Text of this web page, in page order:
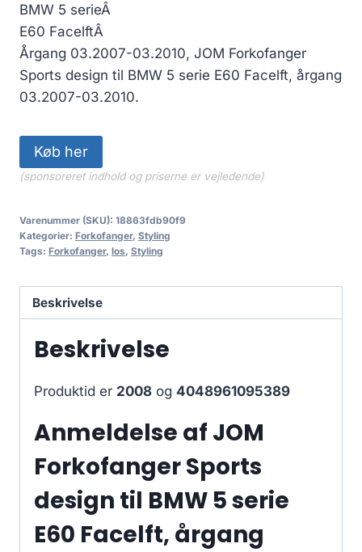
2,799.00 kr..2,659.05 kr..
BMW 5 serieÂ
E60 FacelftÂ
Årgang 03.2007-03.2010, JOM Forkofanger
Sports design til BMW 5 serie E60 Facelft, årgang
03.2007-03.2010.
Køb her
(sponsoreret indhold og priserne er vejledende)
Varenummer (SKU): 18863fdb90f9
Kategorier: Forkofanger, Styling
Tags: Forkofanger, los, Styling
Beskrivelse
Beskrivelse
Produktid er 2008 og 4048961095389
Anmeldelse af JOM
Forkofanger Sports
design til BMW 5 serie
E60 Facelft, årgang